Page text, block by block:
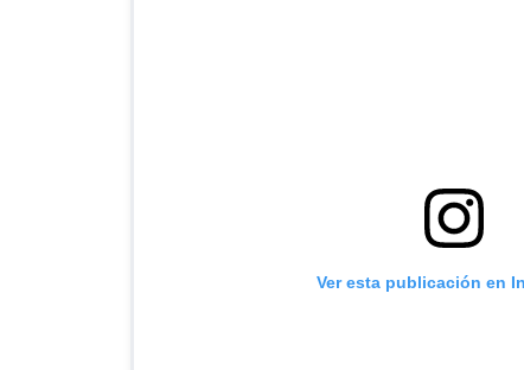
Ver esta publicación en